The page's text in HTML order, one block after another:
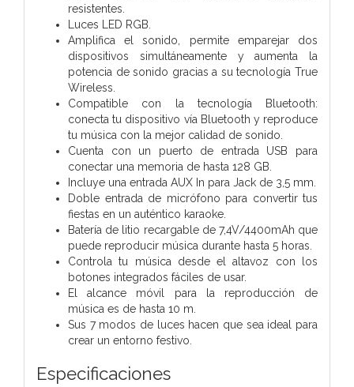
resistentes.
Luces LED RGB.
Amplifica el sonido, permite emparejar dos
dispositivos simultáneamente y aumenta la
potencia de sonido gracias a su tecnología True
Wireless.
Compatible con la tecnología Bluetooth:
conecta tu dispositivo vía Bluetooth y reproduce
tu música con la mejor calidad de sonido.
Cuenta con un puerto de entrada USB para
conectar una memoria de hasta 128 GB.
Incluye una entrada AUX In para Jack de 3,5 mm.
Doble entrada de micrófono para convertir tus
fiestas en un auténtico karaoke.
Batería de litio recargable de 7,4V/4400mAh que
puede reproducir música durante hasta 5 horas.
Controla tu música desde el altavoz con los
botones integrados fáciles de usar.
El alcance móvil para la reproducción de
música es de hasta 10 m.
Sus 7 modos de luces hacen que sea ideal para
crear un entorno festivo.
Especificaciones